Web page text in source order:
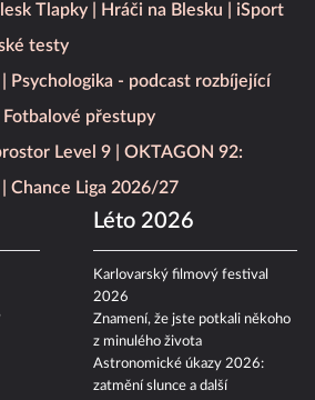
Tlapky Hráči na Blesku
iSport
testy
Psychologika - podcast rozbíjející
Fotbalové přestupy
Level 9
OKTAGON 92:
Chance Liga 2026/27
Léto 2026
Karlovarský filmový festival
2026
Znamení, že jste potkali někoho
z minulého života
Astronomické úkazy 2026:
zatmění slunce a další